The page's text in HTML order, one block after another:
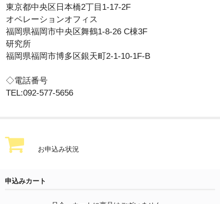
東京都中央区日本橋2丁目1-17-2F
オペレーションオフィス
福岡県福岡市中央区舞鶴1-8-26 C棟3F
研究所
福岡県福岡市博多区銀天町2-1-10-1F-B
◇電話番号
TEL:092-577-5656
お申込み状況
申込みカート